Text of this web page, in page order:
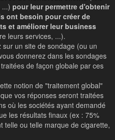
...) pour leur permettre d'obtenir
ont besoin pour créer de
et améliorer leur business
leurs services, ...).
un site de sondage (ou un
donnerez dans les sondages
de façon globale par ces
notion de "traitement global"
vos réponses seront traitées
où les sociétés ayant demandé
les résultats finaux (ex : 75%
telle ou telle marque de cigarette,